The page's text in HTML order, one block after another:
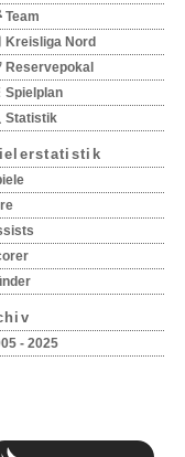
Team
Kreisliga Nord
Reservepokal
Spielplan
Statistik
- 2025